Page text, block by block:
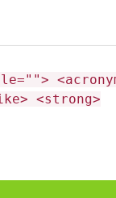
<strong>